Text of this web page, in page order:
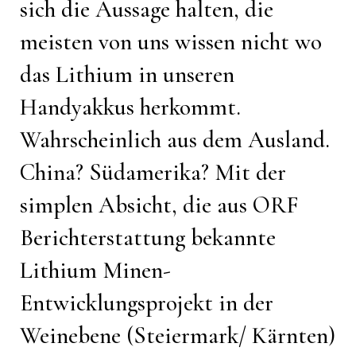
sich die Aussage halten, die
meisten von uns wissen nicht wo
das Lithium in unseren
Handyakkus herkommt.
Wahrscheinlich aus dem Ausland.
China? Südamerika? Mit der
simplen Absicht, die aus ORF
Berichterstattung bekannte
Lithium Minen-
Entwicklungsprojekt in der
Weinebene (Steiermark/ Kärnten)